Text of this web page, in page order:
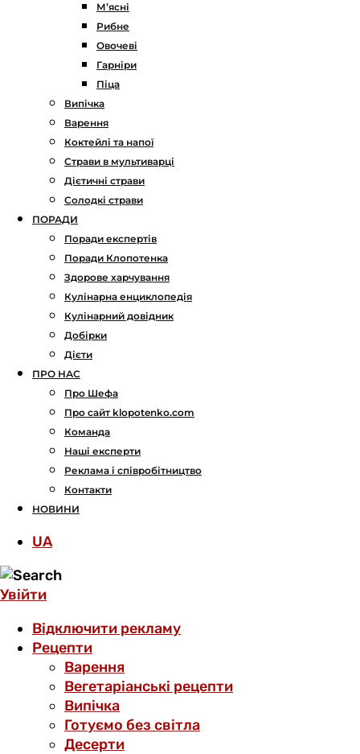
М’ясні
Рибне
Овочеві
Гарніри
Піца
Випічка
Варення
Коктейлі та напої
Страви в мультиварці
Дієтичні страви
Солодкі страви
ПОРАДИ
Поради експертів
Поради Клопотенка
Здорове харчування
Кулінарна енциклопедія
Кулінарний довідник
Добірки
Дієти
ПРО НАС
Про Шефа
Про сайт klopotenko.com
Команда
Наші експерти
Реклама і співробітництво
Контакти
НОВИНИ
UA
Увійти
Відключити рекламу
Рецепти
Варення
Вегетаріанські рецепти
Випічка
Готуємо без світла
Десерти